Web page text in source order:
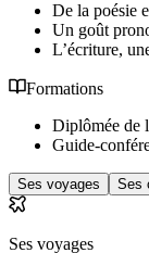
De la poésie
Un goût
L’écriture,
Formations
Diplômée de
Guide-
Ses voyages Ses
Ses voyages